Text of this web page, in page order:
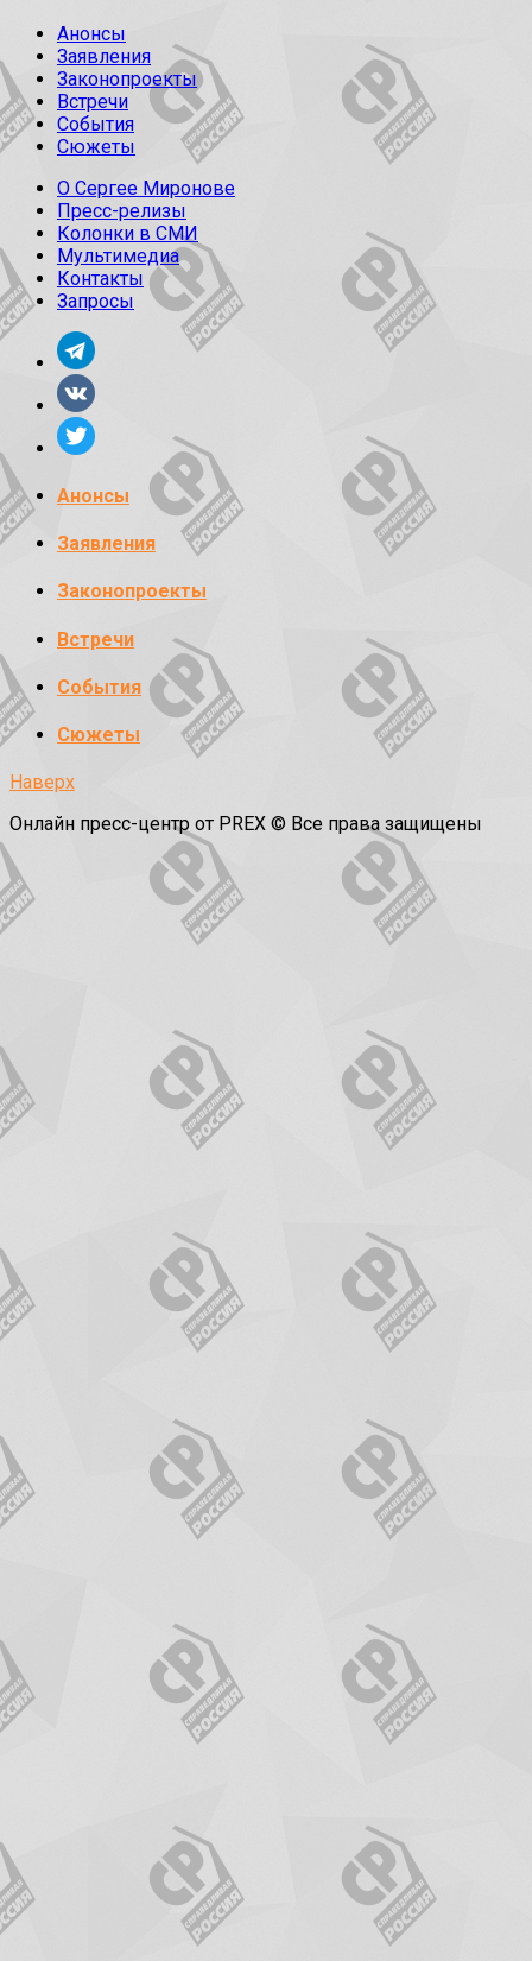
Анонсы
Заявления
Законопроекты
Встречи
События
Сюжеты
О Сергее Миронове
Пресс-релизы
Колонки в СМИ
Мультимедиа
Контакты
Запросы
Анонсы
Заявления
Законопроекты
Встречи
События
Сюжеты
Наверх
Онлайн пресс-центр от PREX © Все права защищены